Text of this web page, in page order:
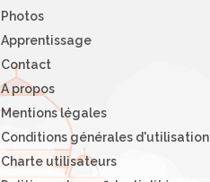
Photos
Apprentissage
Contact
A propos
Mentions légales
Conditions générales d'utilisation
Charte utilisateurs